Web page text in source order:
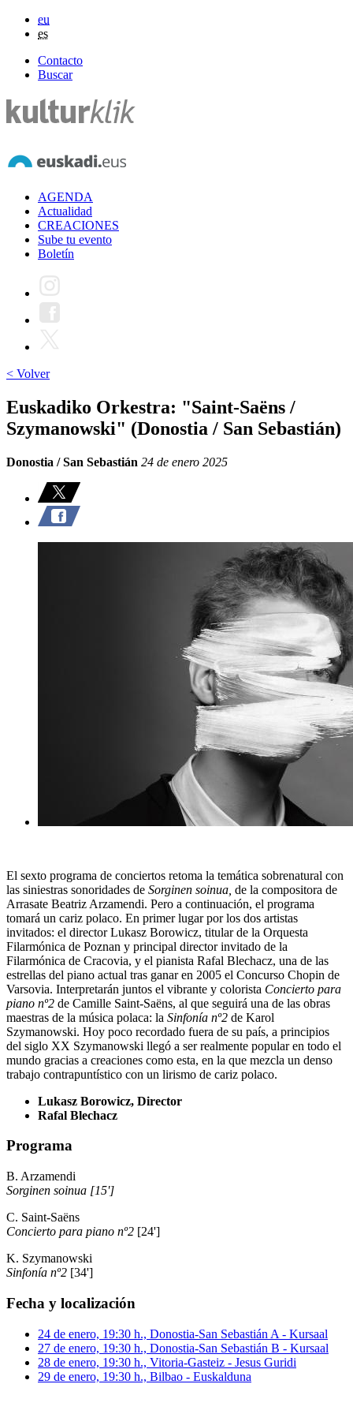
eu
es
Contacto
Buscar
AGENDA
Actualidad
CREACIONES
Sube tu evento
Boletín
< Volver
Euskadiko Orkestra: "Saint-Saëns /
Szymanowski" (Donostia / San Sebastián)
Donostia / San Sebastián 24 de enero 2025
El sexto programa de conciertos retoma la temática sobrenatural con
las siniestras sonoridades de Sorginen soinua, de la compositora de
Arrasate Beatriz Arzamendi. Pero a continuación, el programa
tomará un cariz polaco. En primer lugar por los dos artistas
invitados: el director Lukasz Borowicz, titular de la Orquesta
Filarmónica de Poznan y principal director invitado de la
Filarmónica de Cracovia, y el pianista Rafal Blechacz, una de las
estrellas del piano actual tras ganar en 2005 el Concurso Chopin de
Varsovia. Interpretarán juntos el vibrante y colorista Concierto para
piano nº2 de Camille Saint-Saëns, al que seguirá una de las obras
maestras de la música polaca: la Sinfonía nº2 de Karol
Szymanowski. Hoy poco recordado fuera de su país, a principios
del siglo XX Szymanowski llegó a ser realmente popular en todo el
mundo gracias a creaciones como esta, en la que mezcla un denso
trabajo contrapuntístico con un lirismo de cariz polaco.
Lukasz Borowicz, Director
Rafal Blechacz
Programa
B. Arzamendi
Sorginen soinua [15']
C. Saint-Saëns
Concierto para piano nº2 [24']
K. Szymanowski
Sinfonía nº2 [34']
Fecha y localización
24 de enero, 19:30 h., Donostia-San Sebastián A - Kursaal
27 de enero, 19:30 h., Donostia-San Sebastián B - Kursaal
28 de enero, 19:30 h., Vitoria-Gasteiz - Jesus Guridi
29 de enero, 19:30 h., Bilbao - Euskalduna